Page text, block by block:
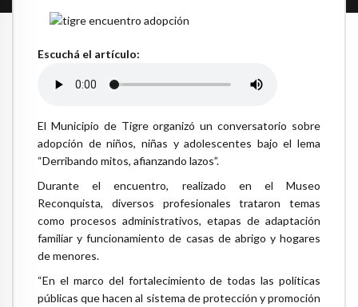
Escuchá el artículo:
El Municipio de Tigre organizó un conversatorio sobre
adopción de niños, niñas y adolescentes bajo el lema
“Derribando mitos, afianzando lazos”.
Durante el encuentro, realizado en el Museo
Reconquista, diversos profesionales trataron temas
como procesos administrativos, etapas de adaptación
familiar y funcionamiento de casas de abrigo y hogares
de menores.
“En el marco del fortalecimiento de todas las políticas
públicas que hacen al sistema de protección y promoción